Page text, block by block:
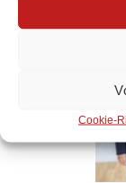
Cookie-